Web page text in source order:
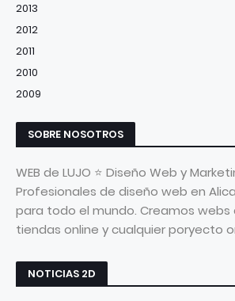
2013
2012
2011
2010
2009
SOBRE NOSOTROS
WEB de LUJO ⭐ Diseño Web y
Profesionales de diseño web en
para todo el mundo. Creamos webs
tiendas online y cualquier poryecto
NOTICIAS 2D